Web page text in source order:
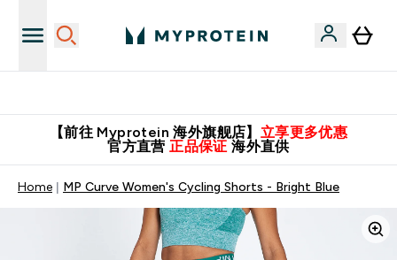
【前往 Myprotein 海外旗舰店】 立享更多优惠
官方直营 正品保证 海外直供
Home MP Curve Women's Cycling Shorts - Bright Blue